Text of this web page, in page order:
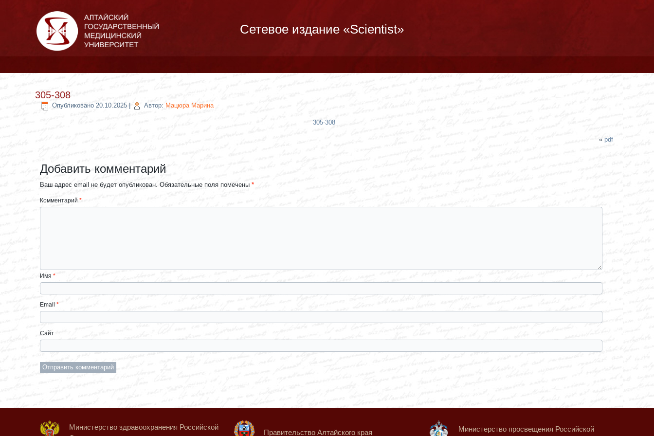
Сетевое издание «Scientist»
305-308
Опубликовано 20.10.2025 Автор: Мацюра Марина
305-308
« pdf
Добавить комментарий
Ваш адрес email не будет опубликован. Обязательные поля помечены *
Комментарий *
Имя *
Email *
Сайт
Министерство здравоохранения Российской
Правительство Алтайского края Министерство просвещения Российской